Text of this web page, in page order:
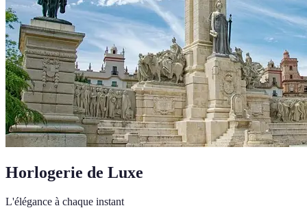
Horlogerie de Luxe
L'élégance à chaque instant